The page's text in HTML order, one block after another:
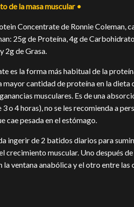
de la masa muscular •
Concentrate de Ronnie Coleman,
25g de Proteína, 4g de
2g de Grasa.
es la forma más habitual de la
cantidad de proteína en la dieta
musculares. Es de una
o 4 horas), no se les recomienda a
cae pesada en el estómago.
ingerir de 2 batidos diarios para
crecimiento muscular. Uno después
la ventana anabólica y el otro entre las